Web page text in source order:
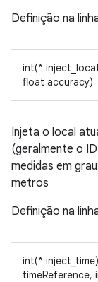
Definição na
int(*
float accuracy)
Injeta o local
(geralmente o
medidas em
metros
Definição na
int(*
timeReference,